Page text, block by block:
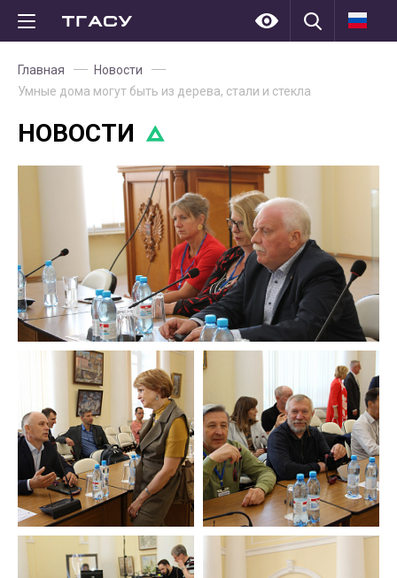
Главная
Новости
Умные дома могут быть из дерева, стали и стекла
НОВОСТИ